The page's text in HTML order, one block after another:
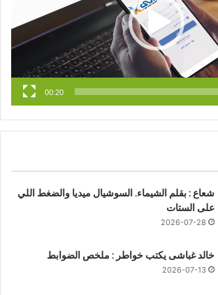
u
b
e
ر
ا
م
00:20
شعاع : بقلم الشيماء. السوشيال ميديا والضغط اللي
على الستات
2026-07-28
خالد غباشى يكتب خواطر : ملخص الضوابط
2026-07-13